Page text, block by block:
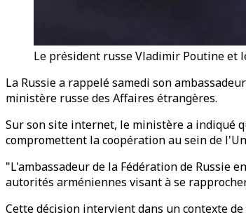
Le président russe Vladimir Poutine et
La Russie a rappelé samedi son
ministère russe des Affaires étrangères.
Sur son site internet, le ministère a indiqué
compromettent la coopération au sein de
"L'ambassadeur de la Fédération de Russie
autorités arméniennes visant à se
Cette décision intervient dans un contexte